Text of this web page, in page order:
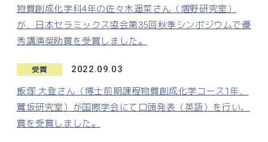
物質創成化学科4年の佐々木遥菜さん（増野研究室）
が，日本セラミックス協会第35回秋季シンポジウムで優
秀講演奨励賞を受賞しました。
受賞 2022.09.03
飯塚 大登さん（博士前期課程物質創成化学コース1年，
鷺坂研究室）が国際学会にて口頭発表（英語）を行い、
賞を受賞しました。